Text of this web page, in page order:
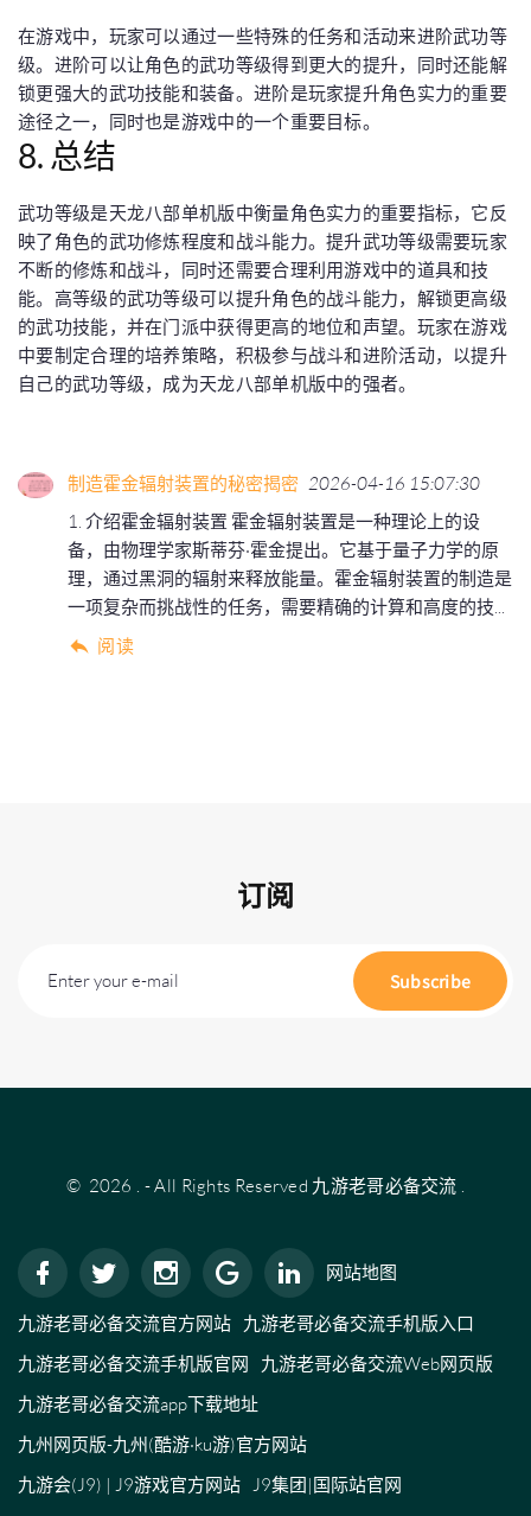
在游戏中，玩家可以通过一些特殊的任务和活动来进阶武功等
级。进阶可以让角色的武功等级得到更大的提升，同时还能解
锁更强大的武功技能和装备。进阶是玩家提升角色实力的重要
途径之一，同时也是游戏中的一个重要目标。
8. 总结
武功等级是天龙八部单机版中衡量角色实力的重要指标，它反
映了角色的武功修炼程度和战斗能力。提升武功等级需要玩家
不断的修炼和战斗，同时还需要合理利用游戏中的道具和技
能。高等级的武功等级可以提升角色的战斗能力，解锁更高级
的武功技能，并在门派中获得更高的地位和声望。玩家在游戏
中要制定合理的培养策略，积极参与战斗和进阶活动，以提升
自己的武功等级，成为天龙八部单机版中的强者。
制造霍金辐射装置的秘密揭密 2026-04-16 15:07:30
1. 介绍霍金辐射装置 霍金辐射装置是一种理论上的设
备，由物理学家斯蒂芬·霍金提出。它基于量子力学的原
理，通过黑洞的辐射来释放能量。霍金辐射装置的制造是
一项复杂而挑战性的任务，需要精确的计算和高度的技...
阅读
订阅
Enter your e-mail Subscribe
© 2026 . - All Rights Reserved 九游老哥必备交流 .
网站地图
九游老哥必备交流官方网站 九游老哥必备交流手机版入口
九游老哥必备交流手机版官网
九游老哥必备交流Web网页版
九游老哥必备交流app下载地址
九州网页版-九州(酷游·ku游)官方网站
九游会(J9) | J9游戏官方网站 J9集团|国际站官网